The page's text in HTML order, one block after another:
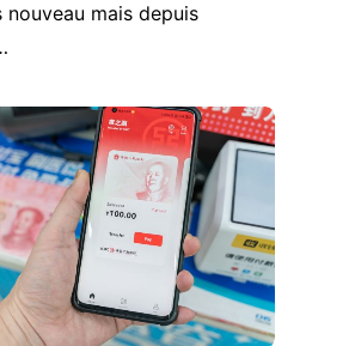
nouveau mais depuis